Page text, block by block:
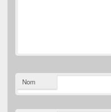
Nom